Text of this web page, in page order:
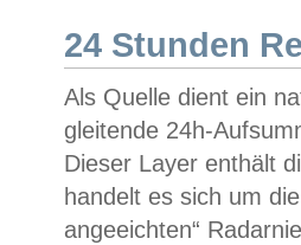
24 Stunden
Als Quelle dient ein
gleitende 24h-
Dieser Layer enthält
handelt es sich um
angeeichten“